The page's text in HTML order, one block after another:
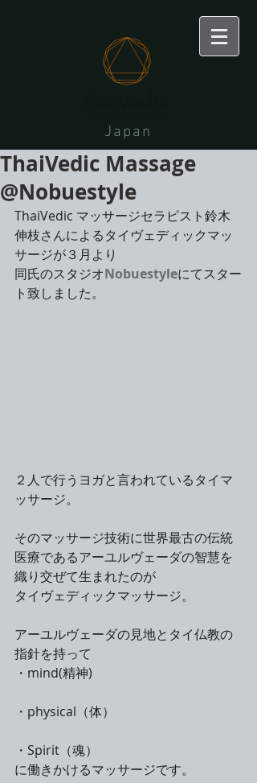
Japan
ThaiVedic Massage
@Nobuestyle
ThaiVedic マッサージセラピスト鈴木
伸枝さんによるタイヴェディックマッ
サージが３月より
同氏のスタジオNobuestyleにてスター
ト致しました。
２人で行うヨガと言われているタイマ
ッサージ。
そのマッサージ技術に世界最古の伝統
医療であるアーユルヴェーダの智慧を
織り交ぜて生まれたのが
タイヴェディックマッサージ。
アーユルヴェーダの見地とタイ仏教の
指針を持って
・mind(精神)
・physical（体）
・Spirit（魂）
に働きかけるマッサージです。